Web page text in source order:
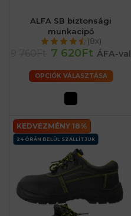
ALFA SB biztonsági
munkacipő
(8x)
7 620Ft ÁFA-val
OPCIÓK VÁLASZTÁSA
KEDVEZMÉNY 18%
24 ÓRÁN BELÜL SZÁLLÍTJUK